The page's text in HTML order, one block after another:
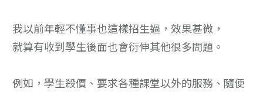
我以前年輕不懂事也這樣招生過，效果甚微，
就算有收到學生後面也會衍伸其他很多問題。
例如，學生殺價、要求各種課堂以外的服務、隨便